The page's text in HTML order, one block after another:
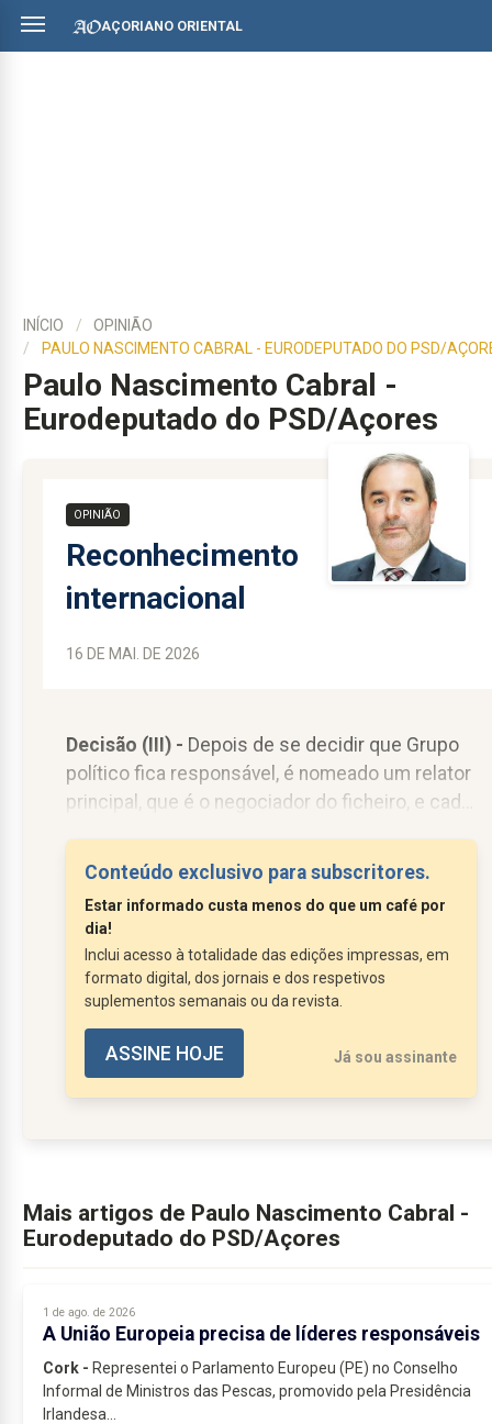
AÇORIANO ORIENTAL
INÍCIO
OPINIÃO
PAULO NASCIMENTO CABRAL - EURODEPUTADO DO PSD/
Paulo Nascimento Cabral -
Eurodeputado do PSD/Açores
OPINIÃO
Reconhecimento
internacional
16 DE MAI. DE 2026
Decisão (III) - Depois de se decidir que Grupo
político fica responsável, é nomeado um relator
principal, que é o negociador do ficheiro, e cada
fica responsável por negociar e defender as
linhas programáticas do seu grupo político. Há
um primeiro debate em comissão, e de
seguida,...
Conteúdo exclusivo para subscritores.
Estar informado custa menos do que um café por
dia!
Inclui acesso à totalidade das edições impressas, em
formato digital, dos jornais e dos respetivos
suplementos semanais ou da revista.
ASSINE HOJE Já sou assinante
Mais artigos de Paulo Nascimento Cabral -
Eurodeputado do PSD/Açores
1 de ago. de 2026
A União Europeia precisa de líderes responsáveis
Cork - Representei o Parlamento Europeu (PE) no Conselho
Informal de Ministros das Pescas, promovido pela Presidência
Irlandesa...